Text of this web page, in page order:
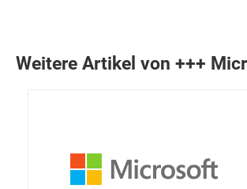
Weitere Artikel von +++